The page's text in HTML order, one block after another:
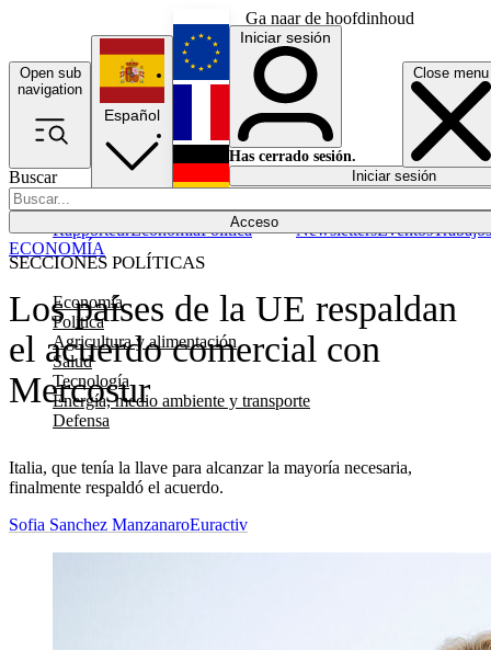
Ga naar de hoofdinhoud
Open sub
navigation
Close menu
Buscar
Acceso
SECCIONES POLÍTICAS
Economía
Política
Agricultura y alimentación
Salud
Tecnología
Energía, medio ambiente y transporte
Defensa
RapporteurEconomíaPolítica NewslettersEventosTrabajos
Español
English
Français
Iniciar sesión
Has cerrado sesión.
Iniciar sesión
Los países de la UE respaldan
el acuerdo comercial con
Mercosur
Italia, que tenía la llave para alcanzar la mayoría necesaria,
finalmente respaldó el acuerdo.
ECONOMÍA
Sofia Sanchez ManzanaroEuractiv